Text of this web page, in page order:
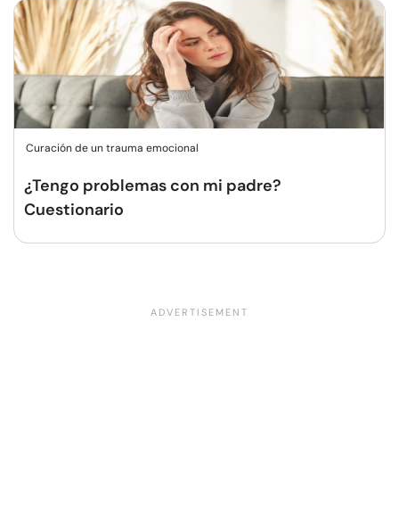
Curación de un trauma emocional
¿Tengo problemas con mi padre?
Cuestionario